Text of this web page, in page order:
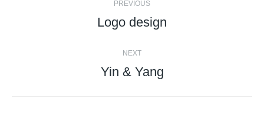
navigation
PREVIOUS
Previous
Logo design
NEXT
Next
Yin & Yang